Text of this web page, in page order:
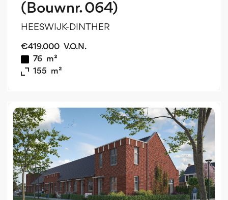
(Bouwnr. 064)
HEESWIJK-DINTHER
€419.000 V.O.N.
76 m²
155 m²